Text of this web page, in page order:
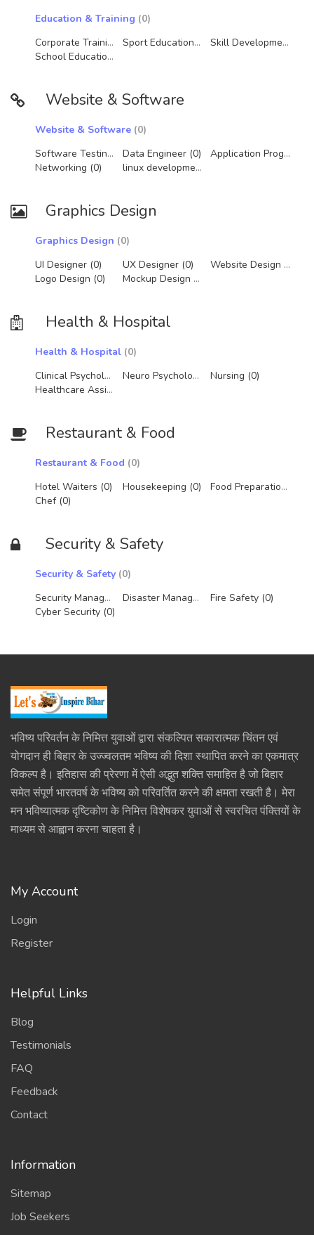
Education & Training (0)
Corporate Training (0)
Sport Education (0)
Skill Development (0)
School Education (0)
Website & Software
Website & Software (0)
Software Testing (0)
Data Engineer (0)
Application Programming (0)
Networking (0)
linux development (0)
Graphics Design
Graphics Design (0)
UI Designer (0)
UX Designer (0)
Website Design (0)
Logo Design (0)
Mockup Design (0)
Health & Hospital
Health & Hospital (0)
Clinical Psychology (0)
Neuro Psychology (0)
Nursing (0)
Healthcare Assistant (0)
Restaurant & Food
Restaurant & Food (0)
Hotel Waiters (0)
Housekeeping (0)
Food Preparation (0)
Chef (0)
Security & Safety
Security & Safety (0)
Security Management (0)
Disaster Management (0)
Fire Safety (0)
Cyber Security (0)
भविष्य परिवर्तन के निमित्त युवाओं द्वारा संकल्पित सकारात्मक चिंतन एवं
योगदान ही बिहार के उज्ज्वलतम भविष्य की दिशा स्थापित करने का एकमात्र
विकल्प है। इतिहास की प्रेरणा में ऐसी अद्भुत शक्ति समाहित है जो बिहार
समेत संपूर्ण भारतवर्ष के भविष्य को परिवर्तित करने की क्षमता रखती है। मेरा
मन भविष्यात्मक दृष्टिकोण के निमित्त विशेषकर युवाओं से स्वरचित पंक्तियों के
माध्यम से आह्वान करना चाहता है।
My Account
Login
Register
Helpful Links
Blog
Testimonials
FAQ
Feedback
Contact
Information
Sitemap
Job Seekers